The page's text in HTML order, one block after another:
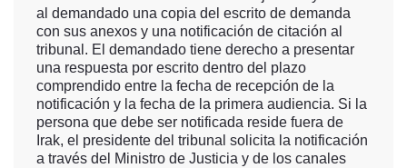
al demandado una copia del escrito de demanda
con sus anexos y una notificación de citación al
tribunal. El demandado tiene derecho a presentar
una respuesta por escrito dentro del plazo
comprendido entre la fecha de recepción de la
notificación y la fecha de la primera audiencia. Si la
persona que debe ser notificada reside fuera de
Irak, el presidente del tribunal solicita la notificación
a través del Ministro de Justicia y de los canales